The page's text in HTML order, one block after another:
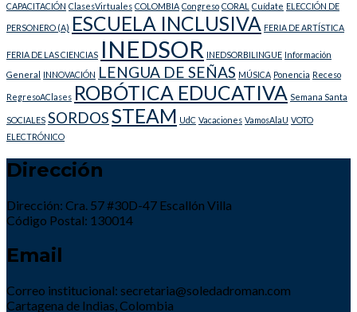
CAPACITACIÓN ClasesVirtuales COLOMBIA Congreso CORAL Cuídate ELECCIÓN DE
PERSONERO (A) ESCUELA INCLUSIVA FERIA DE ARTÍSTICA
FERIA DE LAS CIENCIAS INEDSOR INEDSORBILINGUE Información
General INNOVACIÓN LENGUA DE SEÑAS MÚSICA Ponencia Receso
RegresoAClases ROBÓTICA EDUCATIVA Semana Santa
SOCIALES SORDOSSTEAM UdC Vacaciones VamosAlaU VOTO
ELECTRÓNICO
Dirección
Dirección: Cra. 57 #30D-47 Escallón Villa
Código Postal: 130014
Email
Correo institucional: secretaria@soledadroman.com
Cartagena de Indias, Colombia